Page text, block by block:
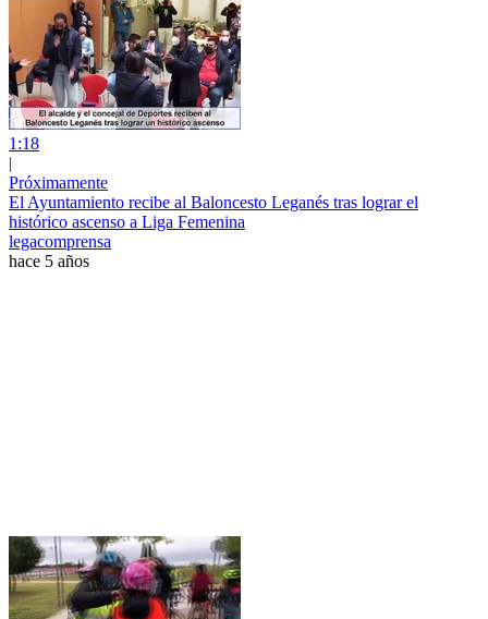
1:18
|
Próximamente
El Ayuntamiento recibe al Baloncesto Leganés tras lograr el
histórico ascenso a Liga Femenina
legacomprensa
hace 5 años